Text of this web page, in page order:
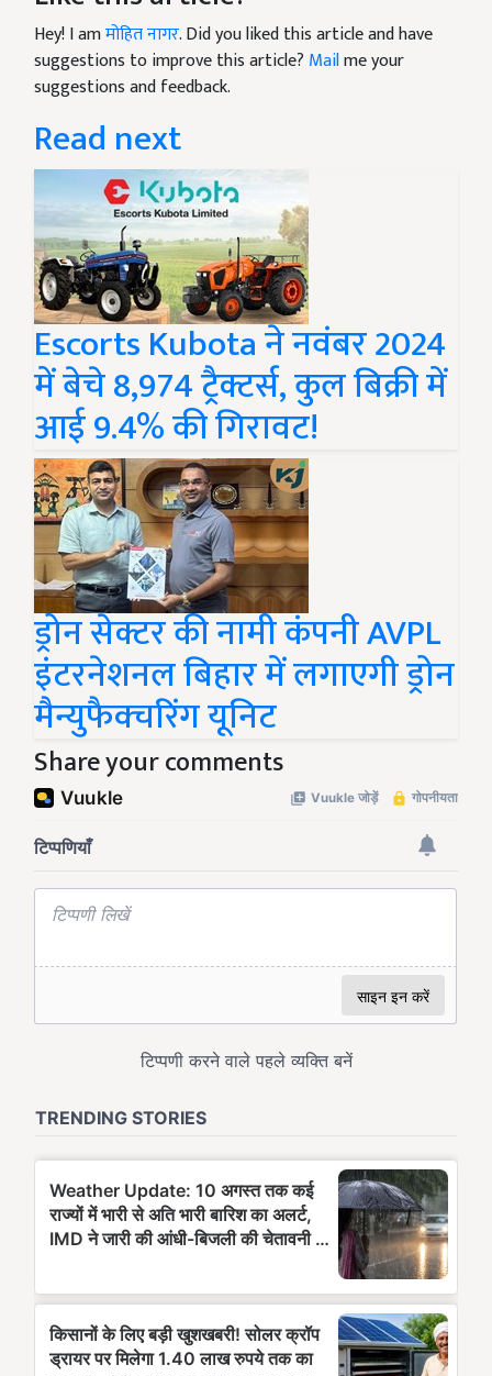
Hey! I amमोहित नागर. Did you liked this article and have
suggestions to improve this article? Mailme your
suggestions and feedback.
Read next
Escorts Kubota ने नवंबर 2024
में बेचे 8,974 ट्रैक्टर्स, कुल बिक्री में
आई 9.4% की गिरावट!
ड्रोन सेक्टर की नामी कंपनी AVPL
इंटरनेशनल बिहार में लगाएगी ड्रोन
मैन्युफैक्चरिंग यूनिट
Share your comments